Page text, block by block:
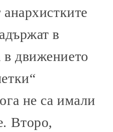
анархистките
в
движението
не са имали
Второ,